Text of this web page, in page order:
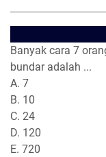
Banyak cara 7
bundar adalah ...
A. 7
B. 10
C. 24
D. 120
E. 720